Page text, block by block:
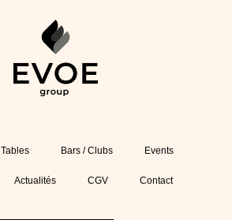
Tables Bars / Clubs Events
Actualités CGV Contact